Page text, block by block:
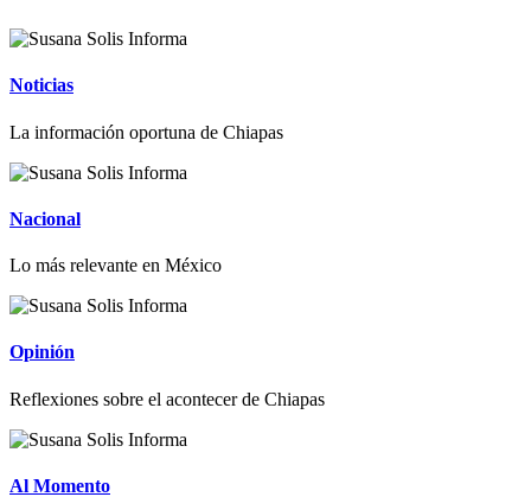
Noticias
La información oportuna de Chiapas
Nacional
Lo más relevante en México
Opinión
Reflexiones sobre el acontecer de Chiapas
Al Momento